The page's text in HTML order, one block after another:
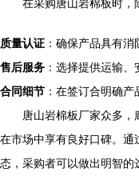
在采购唐山岩棉板时，
质量认证 ：确保产品具有
售后服务 ：选择提供运输
合同细节 ：在签订合明确
唐山岩棉板厂家众多
在市场中享有良好口碑。
态，采购者可以做出明智